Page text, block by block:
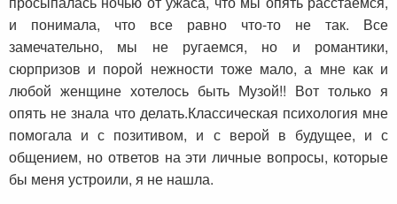
и понимала, что все равно что-то не так. Все
замечательно, мы не ругаемся, но и романтики,
сюрпризов и порой нежности тоже мало, а мне как и
любой женщине хотелось быть Музой!! Вот только я
опять не знала что делать.Классическая психология мне
помогала и с позитивом, и с верой в будущее, и с
общением, но ответов на эти личные вопросы, которые
бы меня устроили, я не нашла.